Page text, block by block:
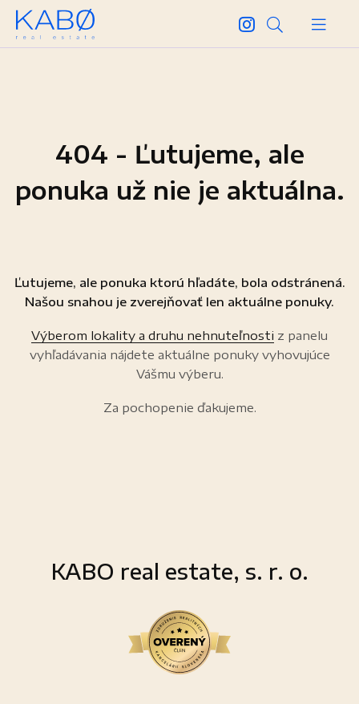
404 - Ľutujeme, ale
ponuka už nie je aktuálna.
Ľutujeme, ale ponuka ktorú hľadáte, bola odstránená.
Našou snahou je zverejňovať len aktuálne ponuky.
Výberom lokality a druhu nehnuteľnosti z panelu
vyhľadávania nájdete aktuálne ponuky vyhovujúce
Vášmu výberu.
Za pochopenie ďakujeme.
KABO real estate, s. r. o.